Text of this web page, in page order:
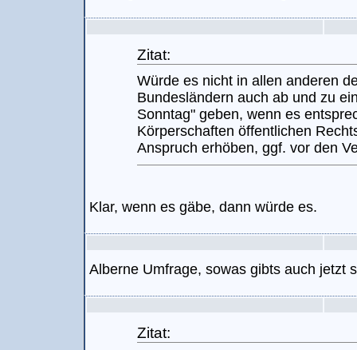
Zitat:
Würde es nicht in allen anderen
Bundesländern auch ab und zu
Sonntag" geben, wenn es
Körperschaften öffentlichen
Anspruch erhöben, ggf. vor den
Klar, wenn es gäbe, dann würde es.
Alberne Umfrage, sowas gibts auch jetzt
Zitat: